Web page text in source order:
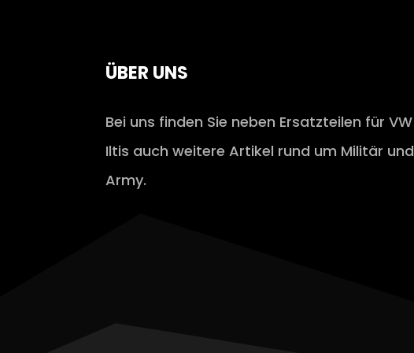
ÜBER UNS
Bei uns finden Sie neben Ersatzteilen für VW
Iltis auch weitere Artikel rund um Militär und
Army.